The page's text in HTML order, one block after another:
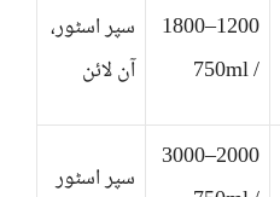
1200–1800
/ 750ml
سپر اسٹور،
آن لائن
2000–3000
سپر اسٹور